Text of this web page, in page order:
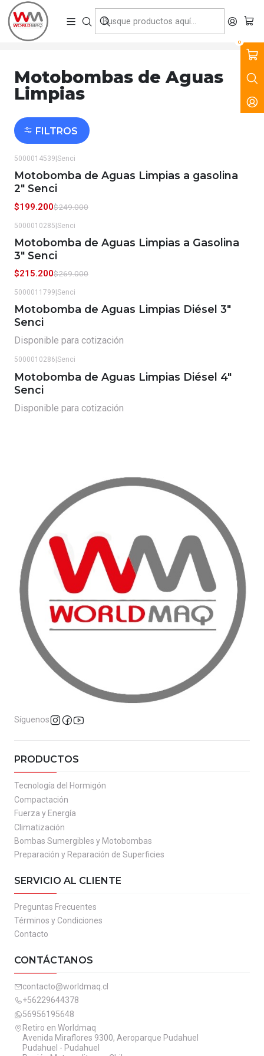
0
VENTA, ARRIENDO Y SERVICIO DE MAQUINARIA PARA LA
CONSTRUCCIÓN, MINERÍA E INDUSTRIA.
Inicio Productos
Bombas Sumergibles y Motobombas
Motobombas de Aguas Limpias
Motobombas de Aguas
Limpias
FILTROS
-20%
5000014539 Senci
Motobomba de Aguas Limpias a gasolina
2" Senci
$199.200$249.000
5000010285|Senci
Motobomba de Aguas Limpias a Gasolina
3" Senci
$215.200$269.000
5000011799 Senci
Motobomba de Aguas Limpias Diésel 3"
Senci
Disponible para cotización
5000010286 Senci
Motobomba de Aguas Limpias Diésel 4"
Senci
Disponible para cotización
Síguenos
PRODUCTOS
Tecnología del Hormigón
Compactación
Fuerza y Energía
Climatización
Bombas Sumergibles y Motobombas
Preparación y Reparación de Superficies
SERVICIO AL CLIENTE
Preguntas Frecuentes
Términos y Condiciones
Contacto
CONTÁCTANOS
contacto@worldmaq.cl
+56229644378
56956195648
Retiro en Worldmaq
Avenida Miraflores 9300, Aeroparque Pudahuel
Pudahuel - Pudahuel